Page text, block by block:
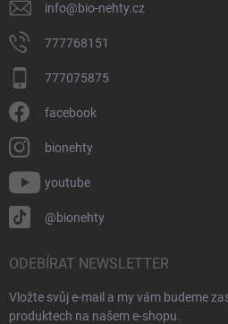
info@bio-nehty.cz
777768151
777075875
facebook
bionehty
youtube
@bionehty
ODEBÍRAT NEWSLETTER
Vložte svůj e-mail a my vám budeme
produktech na našem e-shopu.